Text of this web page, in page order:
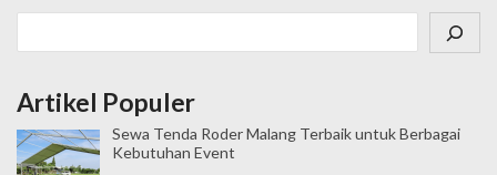
Artikel Populer
Sewa Tenda Roder Malang Terbaik untuk Berbagai
Kebutuhan Event